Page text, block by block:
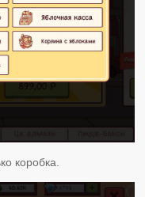
коробка.